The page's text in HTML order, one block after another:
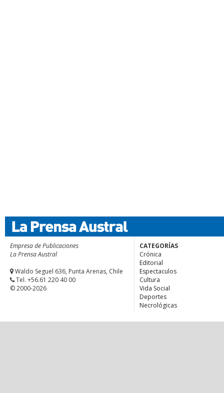
Empresa de Publicaciones
La Prensa Austral
Waldo Seguel 636, Punta Arenas, Chile
Tel. +56.61 220 40 00
© 2000-2026
CATEGORÍAS
Crónica
Editorial
Espectaculos
Cultura
Vida Social
Deportes
Necrológicas